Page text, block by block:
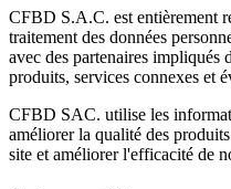
CFBD S.A.C. est entièrement
traitement des données
avec des partenaires impliqués
produits, services connexes et
CFBD SAC. utilise les
améliorer la qualité des
site et améliorer l'efficacité de